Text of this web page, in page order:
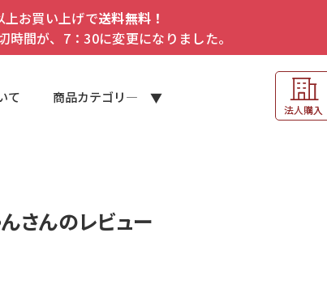
上お買い上げで送料無料！
時間が、7：30に変更になりました。
て 商品カテゴリ―
法人購入
さんのレビュー